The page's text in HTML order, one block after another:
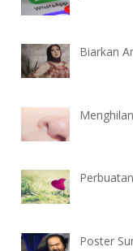
Biarkan
Poster